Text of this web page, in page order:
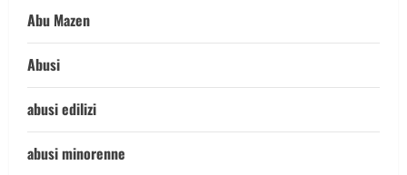
Abu Mazen
Abusi
abusi edilizi
abusi minorenne